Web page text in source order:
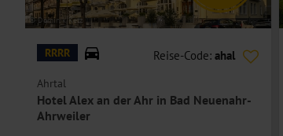
© Dominik Ketz
RRRR Reise-Code: ahal
Ahrtal
Hotel Alex an der Ahr in Bad Neuenahr-
Ahrweiler